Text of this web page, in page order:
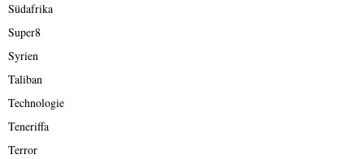
Südafrika
Super8
Syrien
Taliban
Technologie
Teneriffa
Terror